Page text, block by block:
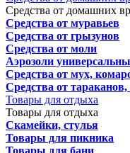
Средства от домашних
Средства от муравьев
Средства от грызунов
Средства от моли
Аэрозоли
Средства от мух,
Средства от
Товары для отдыха
Товары для отдыха
Скамейки, стулья
Товары для пикника
Товары для бани